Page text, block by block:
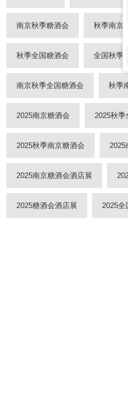
南京秋季糖酒会 秋季南京
秋季全国糖酒会 全国秋季
南京秋季全国糖酒会 秋季
2025南京糖酒会 2025秋季
2025秋季南京糖酒会 2025
2025南京糖酒会酒店展
2025糖酒会酒店展 2025全